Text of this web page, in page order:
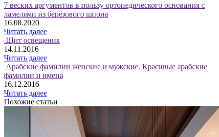
7 веских аргументов в пользу ортопедического основания с
ламелями из берёзового шпона
16.08.2020
Читать далее
Щит освещения
14.11.2016
Читать далее
Арабские фамилии женские и мужские. Красивые арабские
фамилии и имена
16.12.2016
Читать далее
Похожие статьи